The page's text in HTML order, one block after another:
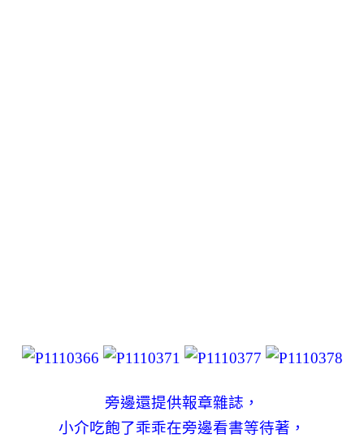
旁邊還提供報章雜誌，
小介吃飽了乖乖在旁邊看書等待著，